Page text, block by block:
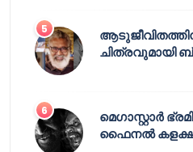
ചിത്രവുമായി
മെഗാസ്റ്റാർ
ഫൈനൽ കളക്ഷൻ